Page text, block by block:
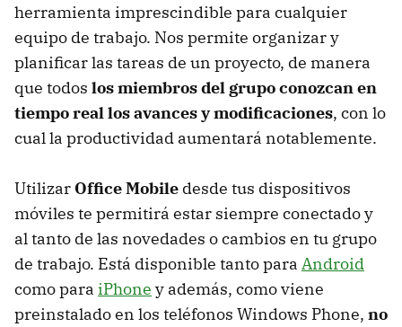
herramienta imprescindible para cualquier
equipo de trabajo. Nos permite organizar y
planificar las tareas de un proyecto, de manera
que todos los miembros del grupo conozcan en
tiempo real los avances y modificaciones, con lo
cual la productividad aumentará notablemente.
Utilizar Office Mobile desde tus dispositivos
móviles te permitirá estar siempre conectado y
al tanto de las novedades o cambios en tu grupo
de trabajo. Está disponible tanto para Android
como para iPhone y además, como viene
preinstalado en los teléfonos Windows Phone, no